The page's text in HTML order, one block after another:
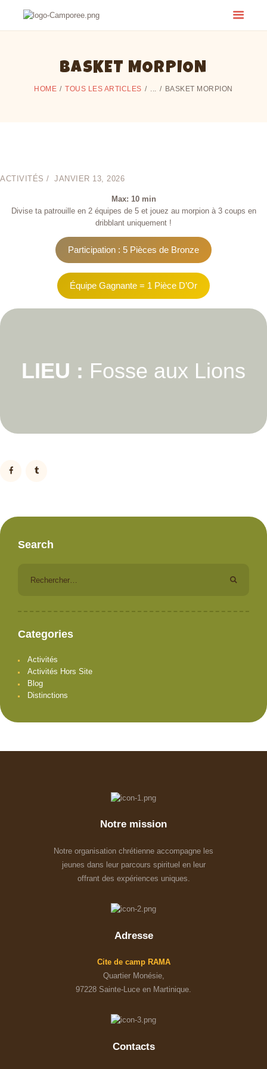
BASKET MORPION
HOME TOUS LES ARTICLES BASKET MORPION
ACTIVITÉS JANVIER 13, 2026
Max: 10 min
Divise ta patrouille en 2 équipes de 5 et jouez au morpion à 3 coups en
dribblant uniquement !
Participation : 5 Pièces de Bronze
Équipe Gagnante = 1 Pièce D’Or
LIEU : Fosse aux Lions
Search
Categories
Activités
Activités Hors Site
Blog
Distinctions
Notre mission
Notre organisation chrétienne accompagne les
jeunes dans leur parcours spirituel en leur
offrant des expériences uniques.
Adresse
Cite de camp RAMA
Quartier Monésie,
97228 Sainte-Luce en Martinique.
Contacts